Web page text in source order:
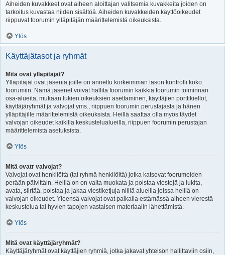
Aiheiden kuvakkeet ovat aiheen aloittajan valitsemia kuvakkeita joiden on
tarkoitus kuvastaa niiden sisältöä. Aiheiden kuvakkeiden käyttöoikeudet
riippuvat foorumin ylläpitäjän määrittelemistä oikeuksista.
Ylös
Käyttäjätasot ja ryhmät
Mitä ovat ylläpitäjät?
Ylläpitäjät ovat jäseniä joille on annettu korkeimman tason kontrolli koko
foorumiin. Nämä jäsenet voivat hallita foorumin kaikkia foorumin toiminnan
osa-alueita, mukaan lukien oikeuksien asettaminen, käyttäjien porttikiellot,
käyttäjäryhmät ja valvojat yms., riippuen foorumin perustajasta ja hänen
ylläpitäjille määrittelemistä oikeuksista. Heillä saattaa olla myös täydet
valvojan oikeudet kaikilla keskustelualueilla, riippuen foorumin perustajan
määrittelemistä asetuksista.
Ylös
Mitä ovatr valvojat?
Valvojat ovat henkilöitä (tai ryhmä henkilöitä) jotka katsovat foorumeiden
perään päivittäin. Heillä on on valta muokata ja poistaa viestejä ja lukita,
avata, siirtää, poistaa ja jakaa viestiketjuja niillä alueilla joissa heillä on
valvojan oikeudet. Yleensä valvojat ovat paikalla estämässä aiheen vierestä
keskustelua tai hyvien tapojen vastaisen materiaalin lähettämistä.
Ylös
Mitä ovat käyttäjäryhmät?
Käyttäjäryhmät ovat käyttäjien ryhmiä, jotka jakavat yhteisön hallittaviin osiin,